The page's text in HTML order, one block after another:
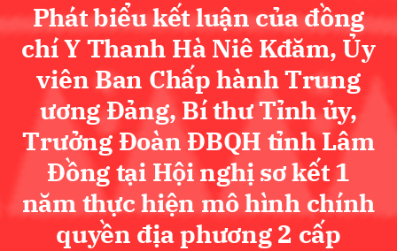
Phát biểu kết luận của đồng
chí Y Thanh Hà Niê Kđăm, Ủy
viên Ban Chấp hành Trung
ương Đảng, Bí thư Tỉnh ủy,
Trưởng Đoàn ĐBQH tỉnh Lâm
Đồng tại Hội nghị sơ kết 1
năm thực hiện mô hình chính
quyền địa phương 2 cấp
Gửi